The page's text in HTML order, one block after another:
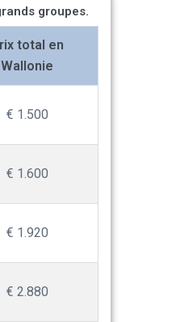
groupes.
total en
Wallonie
€ 1.500
€ 1.600
€ 1.920
€ 2.880